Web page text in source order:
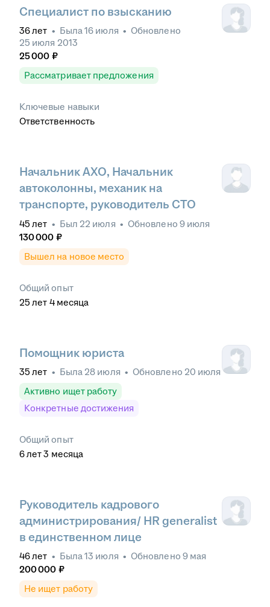
Специалист по взысканию
36лет • Была16 июля • Обновлено
25 июля 2013
25 000 ₽
Рассматривает предложения
Ключевые навыки
Ответственность
Начальник АХО, Начальник
автоколонны, механик на
транспорте, руководитель СТО
45 лет • Был 22 июля • Обновлено 9 июля
130 000 ₽
Вышел на новое место
Общий опыт
25 лет 4 месяца
Помощник юриста
35 лет • Была 28 июля • Обновлено 20 июля
Активно ищет работу
Конкретные достижения
Общий опыт
6лет 3 месяца
Руководитель кадрового
администрирования/ HR generalist
в единственном лице
46лет • Была13 июля • Обновлено 9 мая
200 000 ₽
Не ищет работу